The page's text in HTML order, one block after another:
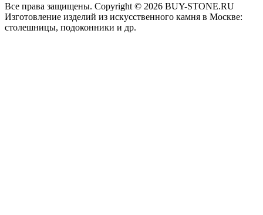
Все права защищены. Copyright © 2026 BUY-STONE.RU
Изготовление изделий из искусственного камня в Москве:
столешницы, подоконники и др.